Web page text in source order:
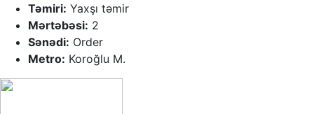
Təmiri: Yaxşı təmir
Mərtəbəsi: 2
Sənədi: Order
Metro: Koroğlu M.